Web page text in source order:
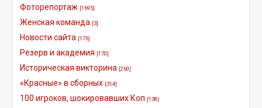
Фоторепортаж [1695]
Женская команда [3]
Новости сайта [176]
Резерв и академия [170]
Историческая викторина [260]
«Красные» в сборных [314]
100 игроков, шокировавших Коп [138]